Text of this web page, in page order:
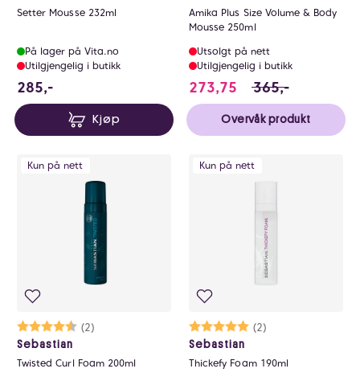
Setter Mousse 232ml
På lager på Vita.no
Utilgjengelig i butikk
285,-
Kjøp
Amika Plus Size Volume & Body
Mousse 250ml
Utsolgt på nett
Utilgjengelig i butikk
273,75 273.75 i stedet
365,-
Overvåk produkt
Kun på nett
Karakter:
(2)
4.5 av 5 mulige
Sebastian
Twisted Curl Foam 200ml
Kun på nett
Karakter:
(2)
5.0 av 5 mulige
Sebastian
Thickefy Foam 190ml